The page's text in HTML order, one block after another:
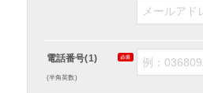
電話番号(1)
(半角英数)